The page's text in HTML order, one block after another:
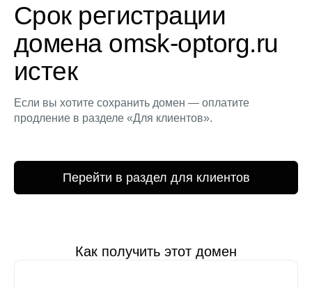
Срок регистрации
домена omsk-optorg.ru
истек
Если вы хотите сохранить домен — оплатите
продление в разделе «Для клиентов».
Перейти в раздел для клиентов
Как получить этот домен